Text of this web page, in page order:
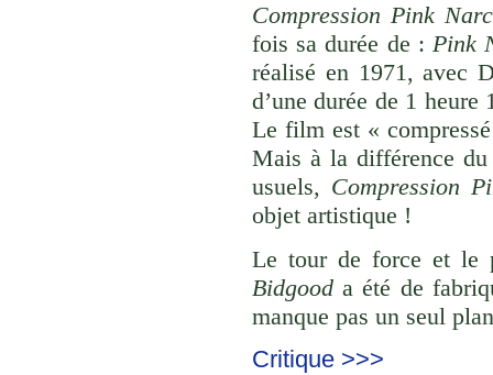
Compression Pink
fois sa durée de :Pink
réalisé en 1971, avec
d’une durée de 1
Le film est «
Mais à la différence
usuels, Compression
objet artistique !
Le tour de force et
Bidgood a été de
manque pas un seul
Critique >>>